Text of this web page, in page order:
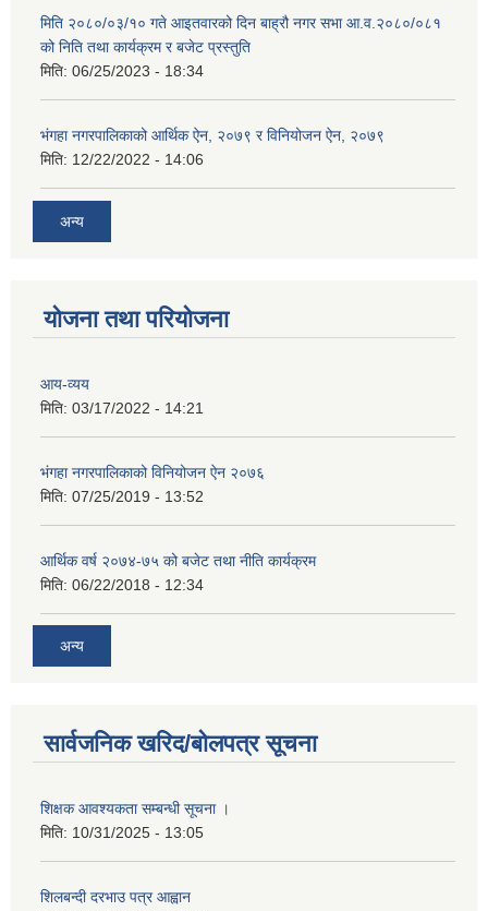
मिति २०८०/०३/१० गते आइतवारको दिन बाह्रौ नगर सभा आ.व.२०८०/०८१
को निति तथा कार्यक्रम र बजेट प्रस्तुति
मिति: 06/25/2023 - 18:34
भंगहा नगरपालिकाको आर्थिक ऐन, २०७९ र विनियोजन ऐन, २०७९
मिति: 12/22/2022 - 14:06
अन्य
योजना तथा परियोजना
आय-व्यय
मिति: 03/17/2022 - 14:21
भंगहा नगरपालिकाको विनियोजन ऐन २०७६
मिति: 07/25/2019 - 13:52
आर्थिक वर्ष २०७४-७५ को बजेट तथा नीति कार्यक्रम
मिति: 06/22/2018 - 12:34
अन्य
सार्वजनिक खरिद/बोलपत्र सूचना
शिक्षक आवश्यकता सम्बन्धी सूचना ।
मिति: 10/31/2025 - 13:05
शिलबन्दी दरभाउ पत्र आह्वान